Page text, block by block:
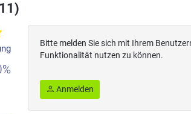
Bitte melden Sie sich mit Ihrem
Funktionalität nutzen zu können.
Anmelden